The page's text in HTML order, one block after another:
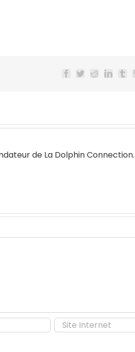
Facebook
TwitterReddit
de La Dolphin Connection.